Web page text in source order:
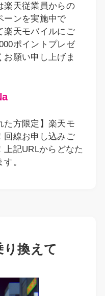
楽天従業員からの
ーンを実施中で
楽天モバイルにご
ポイントプレゼ
お願い申し上げま
た方限定】楽天モ
回線お申し込みご
上記URLからどなた
。
換えて